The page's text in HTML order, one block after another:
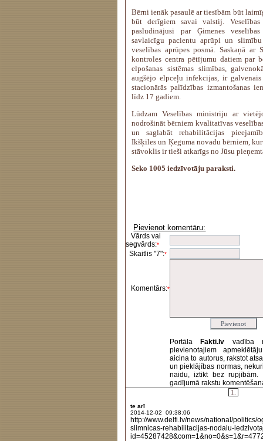
Bērni ienāk pasaulē ar tiesībām būt
būt derīgiem savai valstij.
pasludinājusi par Ģimenes
savlaicīgu pacientu aprūpi un
veselības aprūpes posmā. Saskaņā ar
kontroles centra pētījumu datiem par
elpošanas sistēmas slimības,
augšējo elpceļu infekcijas, ir galvenais
stacionārās palīdzības izmantošanas
līdz 17 gadiem.
Lūdzam Veselības ministriju ar
nodrošināt bērniem kvalitatīvas
un saglabāt rehabilitācijas
Ikšķiles un Ķeguma novadu bērniem,
stāvoklis ir tieši atkarīgs no Jūsu
Seko 1005 iedzīvotāju paraksti.
Pievienot komentāru:
Vārds vai
segvārds:*
Skaitlis "7":*
Komentārs:*
Portāla Fakti.lv vadība
pievienotajiem
aicina to autorus, rakstot
un pieklājības normas,
naidu, iztikt bez rupjībām.
gadījumā rakstu
1.
te arī
2014-12-02 09:38:06
http://www.delfi.lv/news/national/politics/
slimnicas-rehabilitacijas-nodalu-